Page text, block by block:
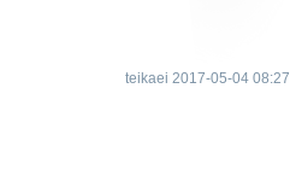
teikaei 2017-05-04 08:27